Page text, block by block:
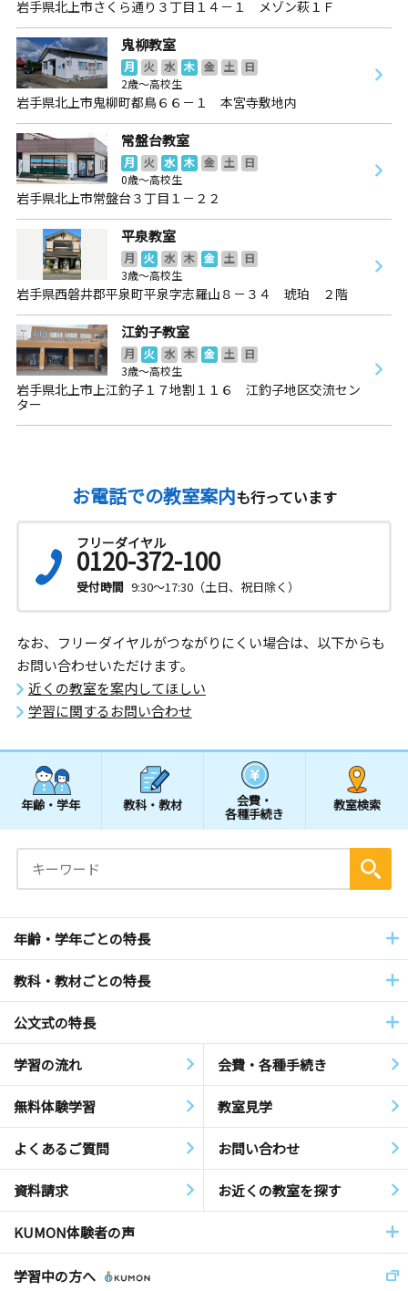
岩手県北上市さくら通り３丁目１４－１ メゾン萩１Ｆ
鬼柳教室
月 火 水 木 金 土
日
2歳～高校生
岩手県北上市鬼柳町都鳥６６－１ 本宮寺敷地内
常盤台教室
月 火 水 木 金 土
日
0歳～高校生
岩手県北上市常盤台３丁目１－２２
平泉教室
月 火 水 木 金 土
日
3歳～高校生
岩手県西磐井郡平泉町平泉字志羅山８－３４ 琥珀 ２階
江釣子教室
月 火 水 木 金 土
日
3歳～高校生
岩手県北上市上江釣子１７地割１１６ 江釣子地区交流セン
ター
お電話での教室案内も行っています
フリーダイヤル
0120-372-100
受付時間 9:30～17:30（土日、祝日除く）
なお、フリーダイヤルがつながりにくい場合は、以下からも
お問い合わせいただけます。
近くの教室を案内してほしい
学習に関するお問い合わせ
年齢・学年 教科・教材 会費・
各種手続き
教室検索
年齢・学年ごとの特長
教科・教材ごとの特長
公文式の特長
学習の流れ 会費・各種手続き
無料体験学習 教室見学
よくあるご質問 お問い合わせ
資料請求 お近くの教室を探す
KUMON体験者の声
学習中の方へ